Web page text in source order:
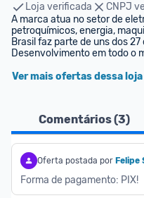
Loja verificada
CNPJ
A marca atua no setor de
petroquímicos, energia,
Brasil faz parte de uns dos
Desenvolvimento em todo o
Ver mais ofertas dessa loja
Comentários (3)
Oferta postada por Felipe
Forma de pagamento: PIX!